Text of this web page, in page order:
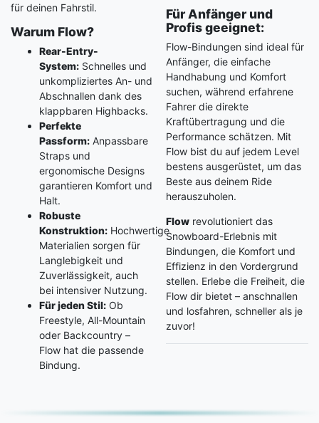
für deinen Fahrstil.
Warum Flow?
Rear-Entry-
System: Schnelles und
unkompliziertes An- und
Abschnallen dank des
klappbaren Highbacks.
Perfekte
Passform: Anpassbare
Straps und
ergonomische Designs
garantieren Komfort und
Halt.
Robuste
Konstruktion: Hochwertige
Materialien sorgen für
Langlebigkeit und
Zuverlässigkeit, auch
bei intensiver Nutzung.
Für jeden Stil: Ob
Freestyle, All-Mountain
oder Backcountry –
Flow hat die passende
Bindung.
Für Anfänger und
Profis geeignet:
Flow-Bindungen sind ideal für
Anfänger, die einfache
Handhabung und Komfort
suchen, während erfahrene
Fahrer die direkte
Kraftübertragung und die
Performance schätzen. Mit
Flow bist du auf jedem Level
bestens ausgerüstet, um das
Beste aus deinem Ride
herauszuholen.
Flowrevolutioniert das
Snowboard-Erlebnis mit
Bindungen, die Komfort und
Effizienz in den Vordergrund
stellen. Erlebe die Freiheit, die
Flow dir bietet – anschnallen
und losfahren, schneller als je
zuvor!